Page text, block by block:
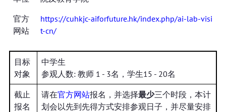
官方
网站
https://cuhkjc-aiforfuture.hk/index.php/ai-lab-visi
t-cn/
目标
对象
中学生
参观人数: 教师 1 - 3名，学生15 - 20名
截止
报名
请在官方网站报名，并选择最少三个时段，本计
划会以先到先得方式安排参观日子，并尽量安排